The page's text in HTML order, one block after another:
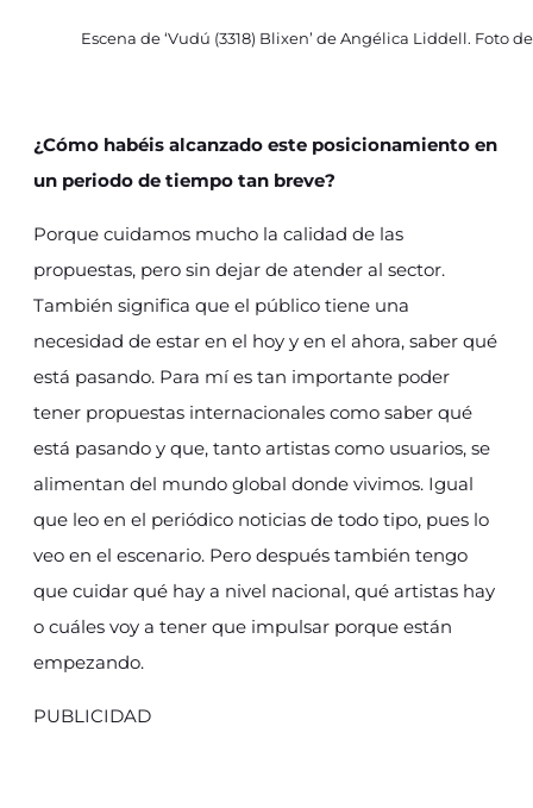
Escena de ‘Vudú (3318) Blixen’ de Angélica Liddell. Foto
¿Cómo habéis alcanzado este posicionamiento en
un periodo de tiempo tan breve?
Porque cuidamos mucho la calidad de las
propuestas, pero sin dejar de atender al sector.
También significa que el público tiene una
necesidad de estar en el hoy y en el ahora, saber qué
está pasando. Para mí es tan importante poder
tener propuestas internacionales como saber qué
está pasando y que, tanto artistas como usuarios, se
alimentan del mundo global donde vivimos. Igual
que leo en el periódico noticias de todo tipo, pues lo
veo en el escenario. Pero después también tengo
que cuidar qué hay a nivel nacional, qué artistas hay
o cuáles voy a tener que impulsar porque están
empezando.
PUBLICIDAD